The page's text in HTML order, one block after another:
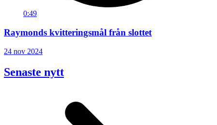
0:49
Raymonds kvitteringsmål från slottet
24 nov 2024
Senaste nytt